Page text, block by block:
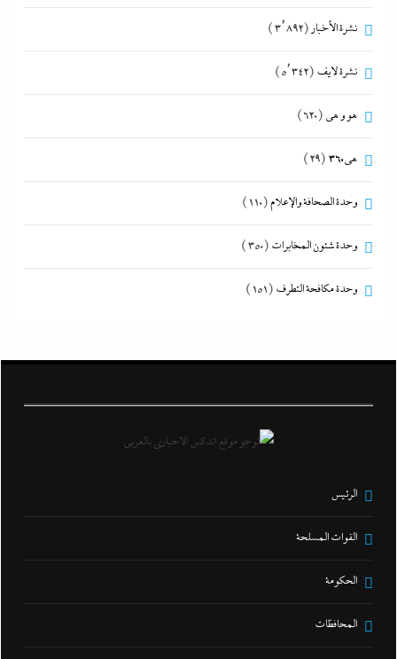
نشرة الأخبار (3٬892)
نشرة لايف (5٬342)
هو و هي (620)
هى360 (29)
وحدة الصحافة والإعلام(110)
وحدة شئون المخابرات (350)
وحدة مكافحة التطرف (151)
الرئيس
القوات المسلحة
الحكومة
المحافظات